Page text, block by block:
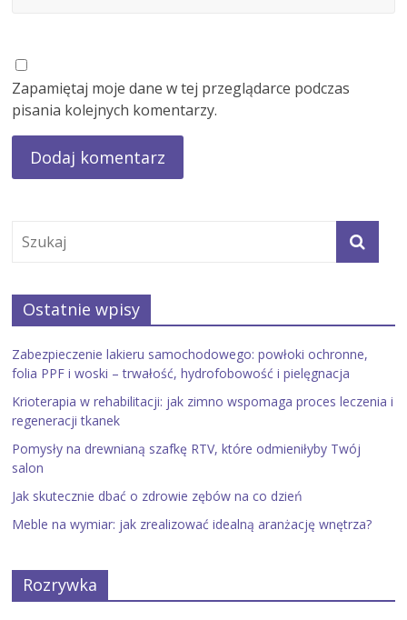
Zapamiętaj moje dane w tej przeglądarce podczas
pisania kolejnych komentarzy.
Ostatnie wpisy
Zabezpieczenie lakieru samochodowego: powłoki ochronne,
folia PPF i woski – trwałość, hydrofobowość i pielęgnacja
Krioterapia w rehabilitacji: jak zimno wspomaga proces leczenia i
regeneracji tkanek
Pomysły na drewnianą szafkę RTV, które odmieniłyby Twój
salon
Jak skutecznie dbać o zdrowie zębów na co dzień
Meble na wymiar: jak zrealizować idealną aranżację wnętrza?
Rozrywka